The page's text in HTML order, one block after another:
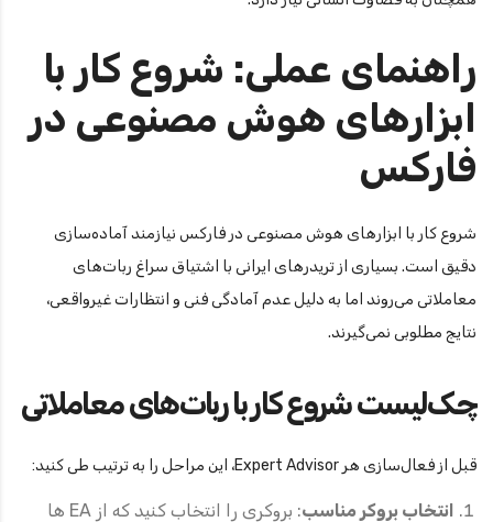
راهنمای عملی: شروع کار با
ابزارهای هوش مصنوعی در
فارکس
شروع کار با ابزارهای هوش مصنوعی در فارکس نیازمند آماده‌سازی
دقیق است. بسیاری از تریدرهای ایرانی با اشتیاق سراغ ربات‌های
معاملاتی می‌روند اما به دلیل عدم آمادگی فنی و انتظارات غیرواقعی،
نتایج مطلوبی نمی‌گیرند.
چک‌لیست شروع کار با ربات‌های معاملاتی
قبل از فعال‌سازی هر Expert Advisor، این مراحل را به ترتیب طی کنید:
انتخاب بروکر مناسب
: بروکری را انتخاب کنید که از EA ها